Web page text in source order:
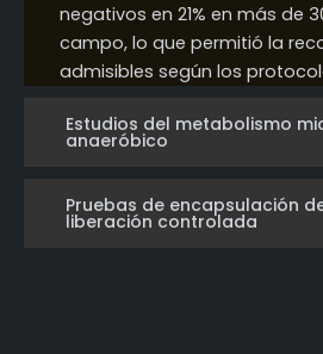
Estudios del metabolismo
anaeróbico
Pruebas de encapsulación
liberación controlada
negativos en 21% en más de
campo, lo que permitió la
admisibles según los